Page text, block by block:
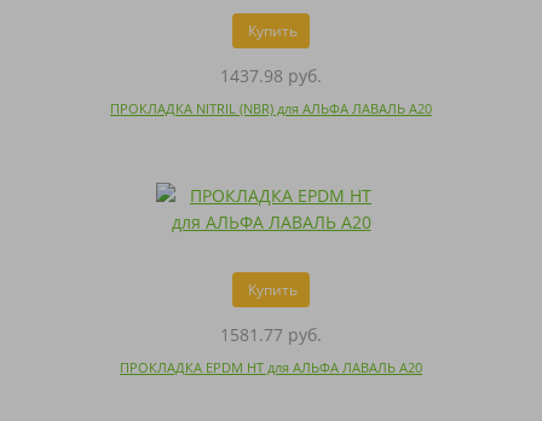
Купить
1437.98 руб.
ПРОКЛАДКА NITRIL (NBR) для АЛЬФА ЛАВАЛЬ A20
Купить
1581.77 руб.
ПРОКЛАДКА EPDM HT для АЛЬФА ЛАВАЛЬ A20